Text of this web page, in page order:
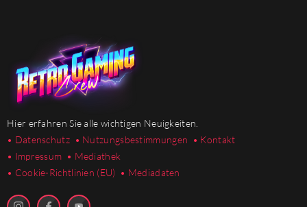
Hier erfahren Sie alle wichtigen Neuigkeiten.
• Datenschutz • Nutzungsbestimmungen • Kontakt
• Impressum • Mediathek
• Cookie-Richtlinien (EU) • Mediadaten